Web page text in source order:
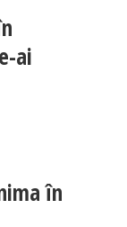
ai
în